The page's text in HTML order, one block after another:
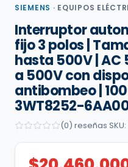
SIEMENS · EQUIPOS
Interruptor
fijo 3 polos |
hasta 500V | AC
a 500V con
antibombeo |
3WT8252-
(0) reseñas